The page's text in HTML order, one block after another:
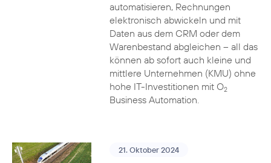
automatisieren, Rechnungen
elektronisch abwickeln und mit
Daten aus dem CRM oder dem
Warenbestand abgleichen – all das
können ab sofort auch kleine und
mittlere Unternehmen (KMU) ohne
hohe IT-Investitionen mit O2
Business Automation.
21. Oktober 2024